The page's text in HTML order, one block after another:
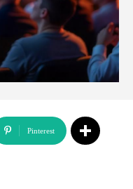
Pinterest